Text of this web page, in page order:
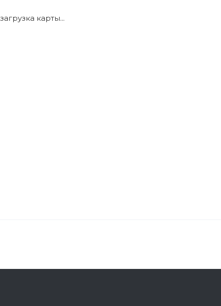
загрузка карты...